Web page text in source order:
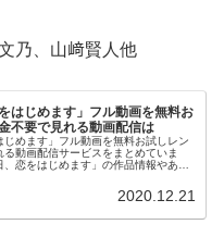
乃、山﨑賢人他
はじめます」フル動画を無料お
不要で見れる動画配信は
じめます」フル動画を無料お試しレン
る動画配信サービスをまとめていま
恋をはじめます」の作品情報やあら
編を見る前の予備知識として役立てて
2020.12.21